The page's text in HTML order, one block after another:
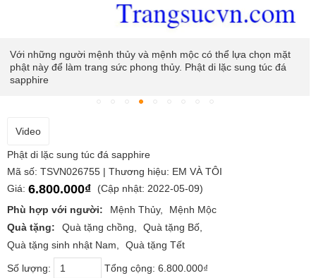
Với những người mệnh thủy và mệnh mộc có thể lựa chọn mặt
phật này để làm trang sức phong thủy. Phật di lặc sung túc đá
sapphire
Video
Phật di lặc sung túc đá sapphire
Mã số: TSVN026755 | Thương hiệu: EM VÀ TÔI
Giá: 6.800.000₫
(Cập nhật: 2022-05-09)
Phù hợp với người:
Mệnh Thủy
Mệnh Mộc
Quà tặng:
Quà tặng chồng
Quà tặng Bố
Quà tặng sinh nhật Nam
Quà tặng Tết
Số lượng: Tổng cộng: 6.800.000₫